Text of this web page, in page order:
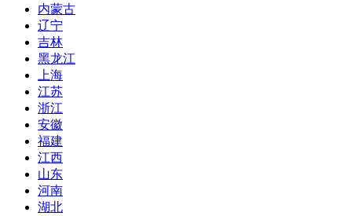
内蒙古
辽宁
吉林
黑龙江
上海
江苏
浙江
安徽
福建
江西
山东
河南
湖北